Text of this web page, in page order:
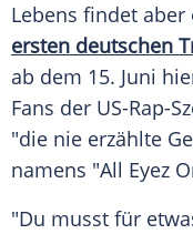
Lebens findet
ersten deutschen
ab dem 15. Juni
Fans der US-Rap-
"die nie erzählte
namens "All Eyez
"Du musst für